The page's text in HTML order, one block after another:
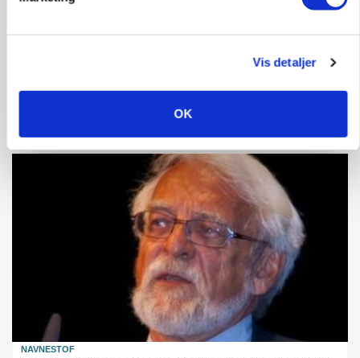
Vis detaljer
OK
Ny Kartoffeldag på Agromek skal samle hele
NAVNESTOF